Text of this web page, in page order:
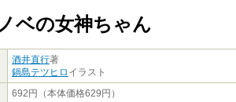
ベの女神ちゃん
酒井直行著
鍋島テツヒロ イラスト
692円（本体価格629円）